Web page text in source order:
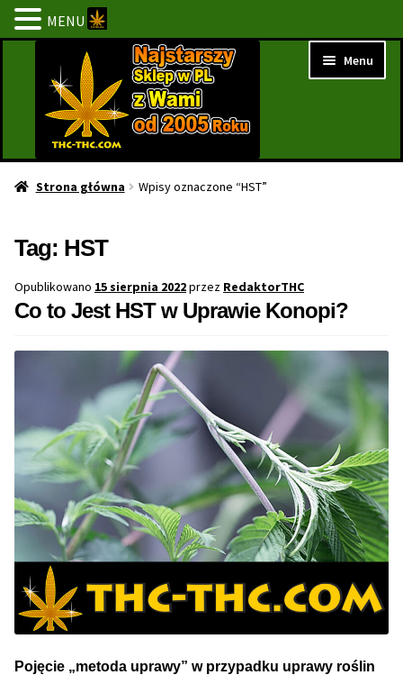
nawigacji
treści
Menu
Strona Główna
NOWOŚCI
NAJLEPSZE OKAZJE
PROMOCJA TYGODNIA
Dla Początkujących
Indoor w Domu
Outdoor na Dworze
Półautomaty Outdoor
Strona główna Wpisy oznaczone “HST”
Tag: HST
Opublikowano 15 sierpnia 2022przez RedaktorTHC
Co to Jest HST w Uprawie Konopi?
Pojęcie „metoda uprawy” w przypadku uprawy roślin
MENU